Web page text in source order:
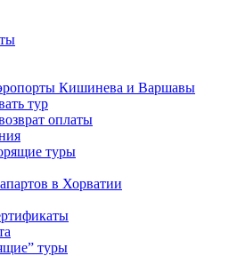
Кишинева и Варшавы
тур
оплаты
туры
в Хорватии
туры